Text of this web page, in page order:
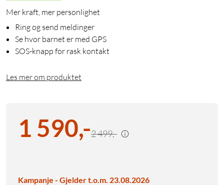
Mer kraft, mer personlighet
Ring og send meldinger
Se hvor barnet er med GPS
SOS-knapp for rask kontakt
Les mer om produktet
1 590,-2 499,-
Kampanje - Gjelder t.o.m. 23.08.2026